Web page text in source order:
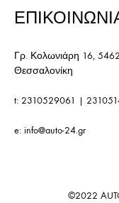
Γρ. Κολωνιάρη 16,
Θεσσαλονίκη
t: 2310529061 |
e: info@auto-24.gr
©2022